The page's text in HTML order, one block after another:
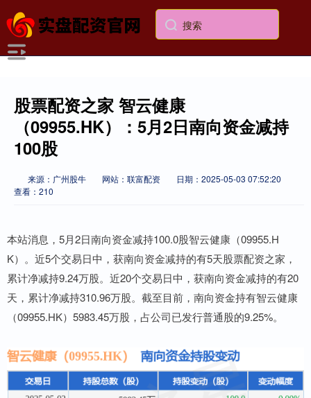
股票配资之家 智云健康
（09955.HK）：5月2日南向资金减持
100股
来源：广州股牛 网站：联富配资
日期：2025-05-03 07:52:20
查看：210
本站消息，5月2日南向资金减持100.0股智云健康（09955.H
K）。近5个交易日中，获南向资金减持的有5天股票配资之家，
累计净减持9.24万股。近20个交易日中，获南向资金减持的有20
天，累计净减持310.96万股。截至目前，南向资金持有智云健康
（09955.HK）5983.45万股，占公司已发行普通股的9.25%。